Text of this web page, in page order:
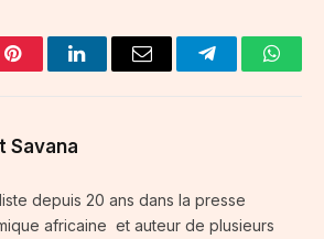
PinterestLinkedInEmail Telegram
Savana
depuis 20 ans dans la presse
africaine et auteur de plusieurs